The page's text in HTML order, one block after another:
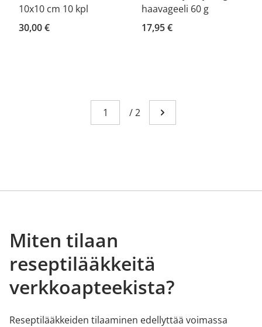
10x10 cm 10 kpl
30,00 €
haavageeli 60 g
17,95 €
Sivu
You're currently reading page 1
/2 Mene seuraavalle
Miten tilaan
reseptilääkkeitä
verkkoapteekista?
Reseptilääkkeiden tilaaminen edellyttää voimassa